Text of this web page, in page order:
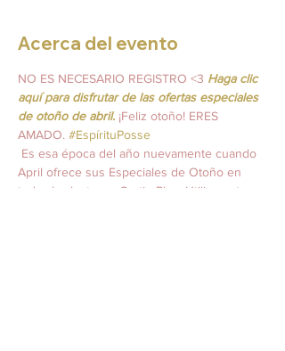
Acerca del evento
NO ES NECESARIO REGISTRO <3 Haga clic
aquí para disfrutar de las ofertas especiales
de otoño de abril. ¡Feliz otoño! ERES
AMADO. #EspírituPosse
April ofrece sus Especiales de Otoño en
todas las lecturas. Surtir. Plan. Utilice este